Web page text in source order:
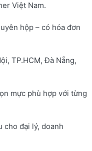
Việt Nam.
hộp – có hóa đơn
TP.HCM, Đà Nẵng,
mực phù hợp với từng
cho đại lý, doanh